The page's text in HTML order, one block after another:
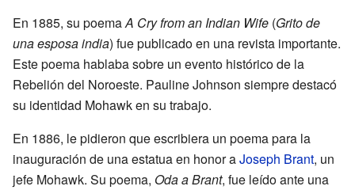
En 1885, su poemaA Cry from an Indian Wife (Grito de
una esposa india) fue publicado en una revista importante.
Este poema hablaba sobre un evento histórico de la
Rebelión del Noroeste. Pauline Johnson siempre destacó
su identidad Mohawk en su trabajo.
En 1886, le pidieron que escribiera un poema para la
inauguración de una estatua en honor aJoseph Brant, un
jefe Mohawk. Su poema, Oda a Brant, fue leído ante una